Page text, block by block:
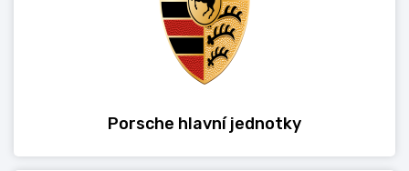
Porsche hlavní jednotky